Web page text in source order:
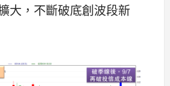
大，不斷破底創波段新